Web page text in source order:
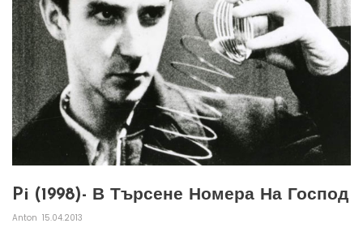
Pi (1998)- В Търсене Номера На Господ
Anton 15.04.2013